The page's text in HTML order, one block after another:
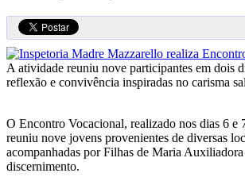
A atividade reuniu nove participantes em dois
reflexão e convivência inspiradas no carisma
O Encontro Vocacional, realizado nos dias 6 e
reuniu nove jovens provenientes de diversas
acompanhadas por Filhas de Maria Auxiliadora
discernimento.